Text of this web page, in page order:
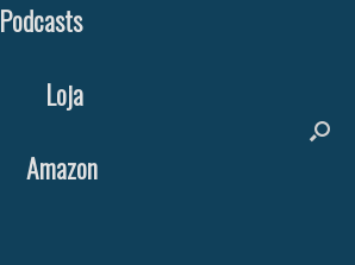
Podcasts
Loja
Amazon